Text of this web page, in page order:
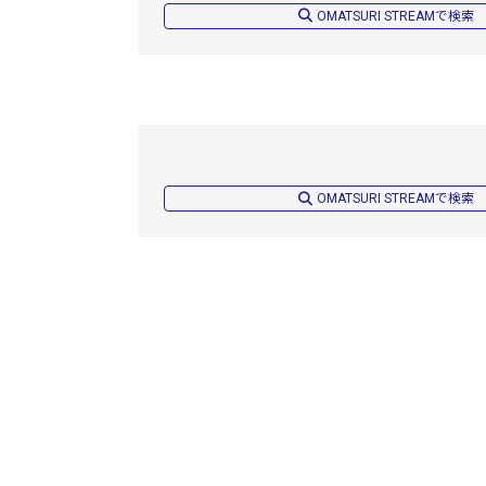
OMATSURI STREAMで検索
OMATSURI STREAMで検索